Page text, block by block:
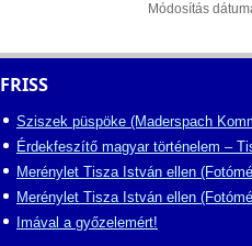
Módosítás
FRISS
Sziszek püspöke (Maderspach
Érdekfeszítő magyar történelem –
Merénylet Tisza István ellen
Merénylet Tisza István ellen
Imával a győzelemért!